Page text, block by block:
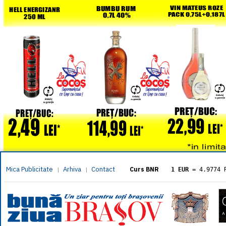
Mica Publicitate | Arhiva | Contact Curs BNR 1 EUR = 4.9774
= 5.8304
1 XAU= 464.4611
1 AED= 1.1933
1 AUD= 2.7957
1 BGN= 2.5449